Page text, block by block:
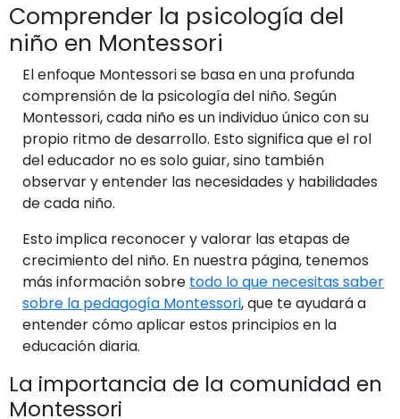
Comprender la psicología del
niño en Montessori
El enfoque Montessori se basa en una profunda
comprensión de la psicología del niño. Según
Montessori, cada niño es un individuo único con su
propio ritmo de desarrollo. Esto significa que el rol
del educador no es solo guiar, sino también
observar y entender las necesidades y habilidades
de cada niño.
Esto implica reconocer y valorar las etapas de
crecimiento del niño. En nuestra página, tenemos
más información sobre todo lo que necesitas saber
sobre la pedagogía Montessori, que te ayudará a
entender cómo aplicar estos principios en la
educación diaria.
La importancia de la comunidad en
Montessori